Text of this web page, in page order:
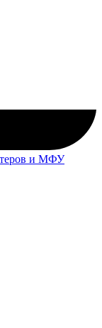
и МФУ